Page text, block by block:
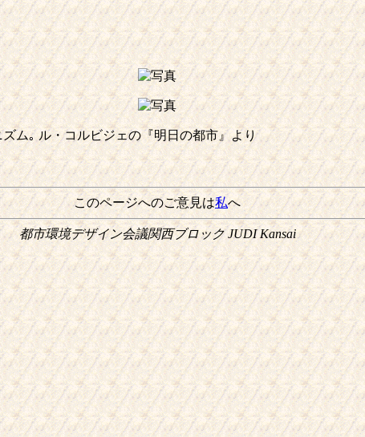
ム｡ ル・コルビジェの『明日の都市』より
このページへのご意見は私へ
都市環境デザイン会議関西ブロック JUDI Kansai